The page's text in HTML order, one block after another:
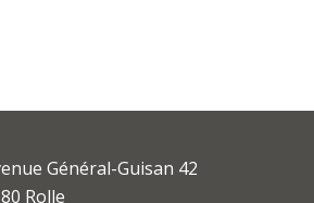
Général-Guisan 42
Rolle